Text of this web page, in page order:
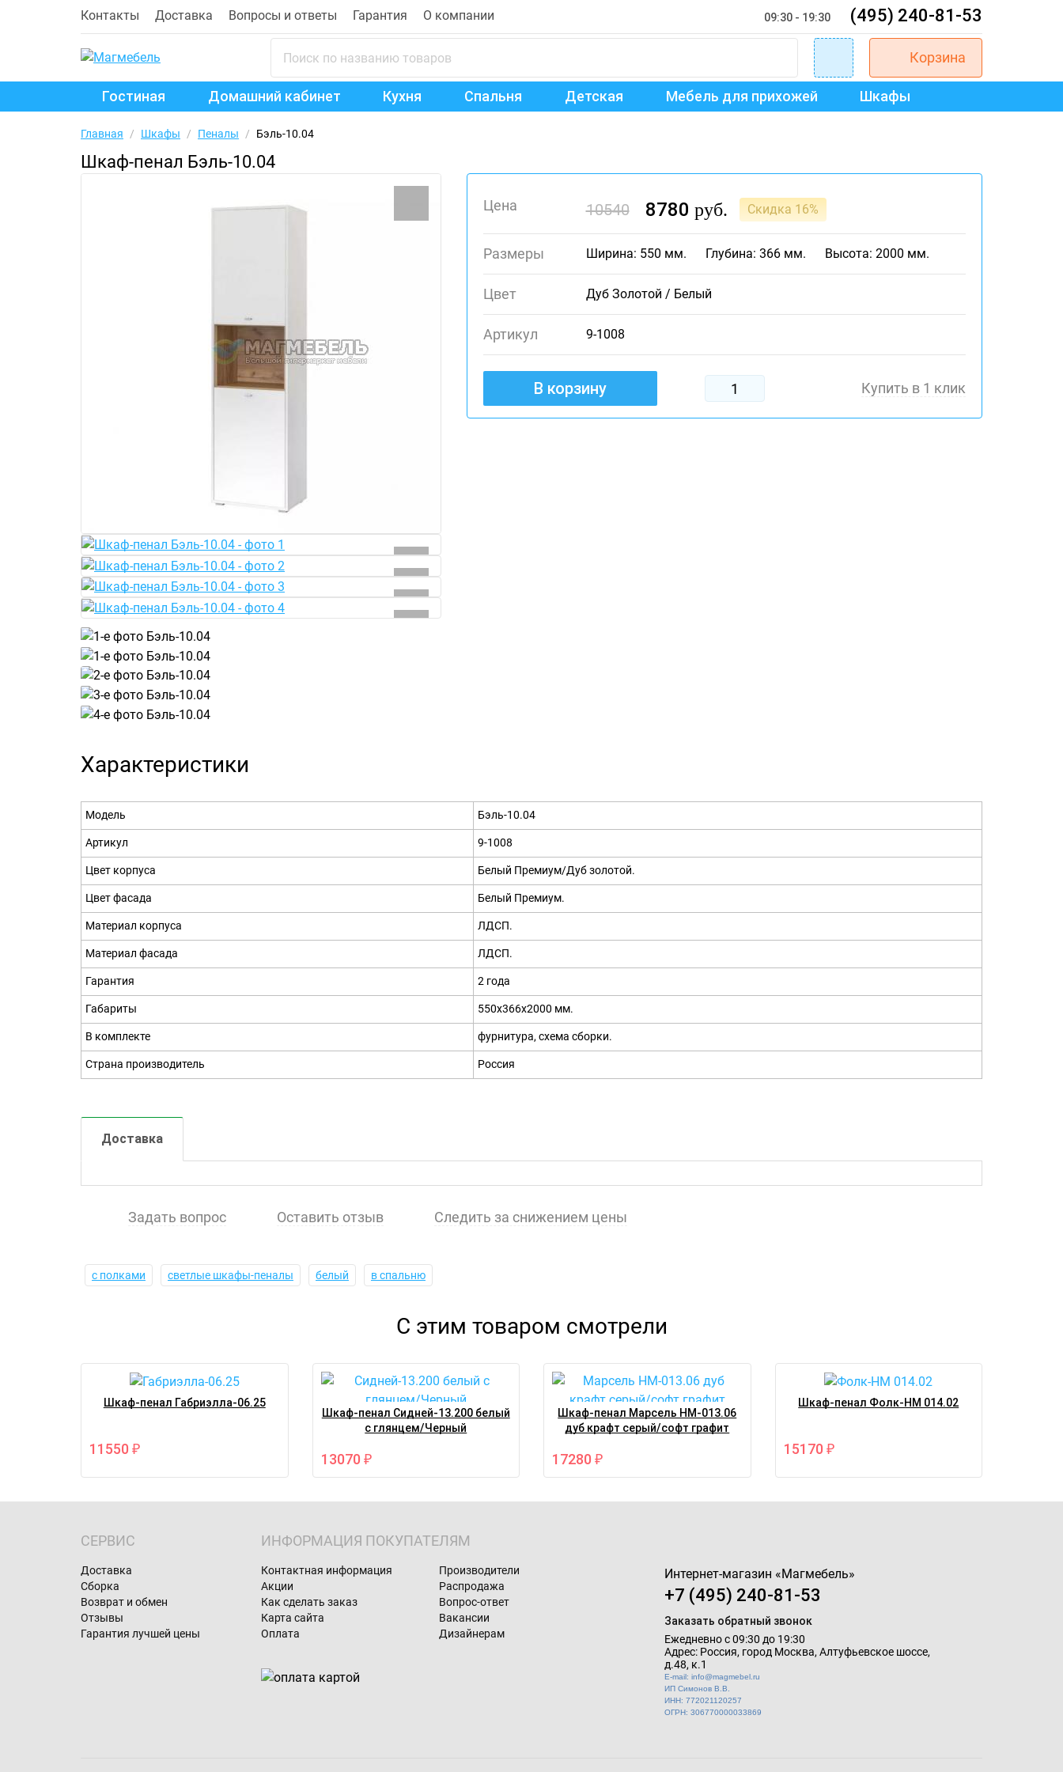
Контакты Доставка Вопросы и ответы Гарантия О компании 09:30 - 19:30 (495) 240-81-53
Корзина
Гостиная Домашний кабинет Кухня Спальня Детская Мебель для прихожей Шкафы
Главная / Шкафы / Пеналы / Бэль-10.04
Шкаф-пенал Бэль-10.04
Цена 10540 8780 руб. Скидка 16%
Размеры Ширина: 550 мм. Глубина: 366 мм. Высота: 2000 мм.
Цвет Дуб Золотой / Белый
Артикул 9-1008
В корзину Купить в 1 клик
Характеристики
Модель Бэль-10.04
Артикул 9-1008
Цвет корпуса Белый Премиум/Дуб золотой.
Цвет фасада Белый Премиум.
Материал корпуса ЛДСП.
Материал фасада ЛДСП.
Гарантия 2 года
Габариты 550х366х2000 мм.
В комплекте фурнитура, схема сборки.
Страна производитель Россия
Доставка
Задать вопрос Оставить отзыв Следить за снижением цены
с полками светлые шкафы-пеналы белый в спальню
С этим товаром смотрели
Шкаф-пенал Габриэлла-06.25
11550 ₽
Шкаф-пенал Сидней-13.200 белый
с глянцем/Черный
13070 ₽
Шкаф-пенал Марсель НМ-013.06
дуб крафт серый/софт графит
17280 ₽
Шкаф-пенал Фолк-НМ 014.02
15170 ₽
СЕРВИС
Доставка
Сборка
Возврат и обмен
Отзывы
Гарантия лучшей цены
ИНФОРМАЦИЯ ПОКУПАТЕЛЯМ
Контактная информация
Производители
Акции
Распродажа
Как сделать заказ
Вопрос-ответ
Карта сайта
Вакансии
Оплата
Дизайнерам
Интернет-магазин «Магмебель»
+7 (495) 240-81-53
Заказать обратный звонок
Ежедневно с 09:30 до 19:30
Адрес: Россия, город Москва, Алтуфьевское шоссе,
д.48, к.1
E-mail: info@magmebel.ru
ИП Симонов В.В.
ИНН: 772021120257
ОГРН: 306770000033869